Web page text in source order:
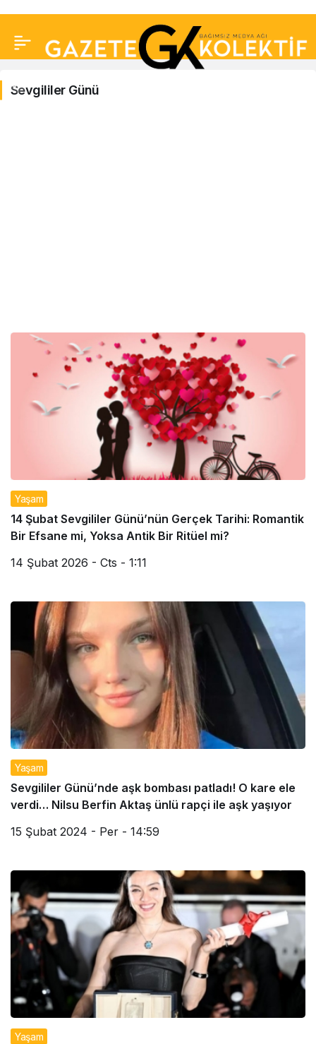
Sevgililer
Sevgililer Günü
Yaşam
14 Şubat Sevgililer Günü’nün Gerçek Tarihi: Romantik
Bir Efsane mi, Yoksa Antik Bir Ritüel mi?
14 Şubat 2026 - Cts - 1:11
Yaşam
Sevgililer Günü’nde aşk bombası patladı! O kare ele
verdi… Nilsu Berfin Aktaş ünlü rapçi ile aşk yaşıyor
15 Şubat 2024 - Per - 14:59
Yaşam